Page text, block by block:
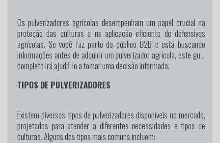
Os pulverizadores agrícolas desempenham um papel crucial na
proteção das culturas e na aplicação eficiente de defensivos
agrícolas. Se você faz parte do público B2B e está buscando
informações antes de adquirir um pulverizador agrícola, este guia
completo irá ajudá-lo a tomar uma decisão informada.
TIPOS DE PULVERIZADORES
Existem diversos tipos de pulverizadores disponíveis no mercado,
projetados para atender a diferentes necessidades e tipos de
culturas. Alguns dos tipos mais comuns incluem: